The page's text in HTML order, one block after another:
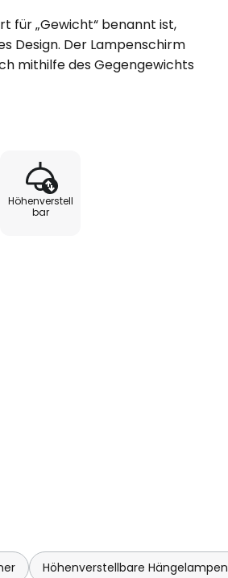
für „Gewicht“ benannt ist,
Design. Der Lampenschirm
mithilfe des Gegengewichts
in der Höhe verstellen, so
tragen zu einer
wird mit einer passenden
geliefert, das die
Charme der Leuchte
Höhenverstell
bar
Höhenverstellbare